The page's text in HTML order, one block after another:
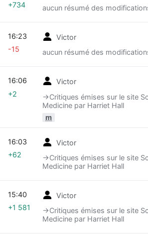
aucun résumé des
+734
Victor
aucun résumé des
16:23
-15
Victor
→‎Critiques émises sur le site
Medicine par Harriet Hall
m
16:06
+2
Victor
→‎Critiques émises sur le site
Medicine par Harriet Hall
16:03
+62
Victor
→‎Critiques émises sur le site
Medicine par Harriet Hall
15:40
+1 581